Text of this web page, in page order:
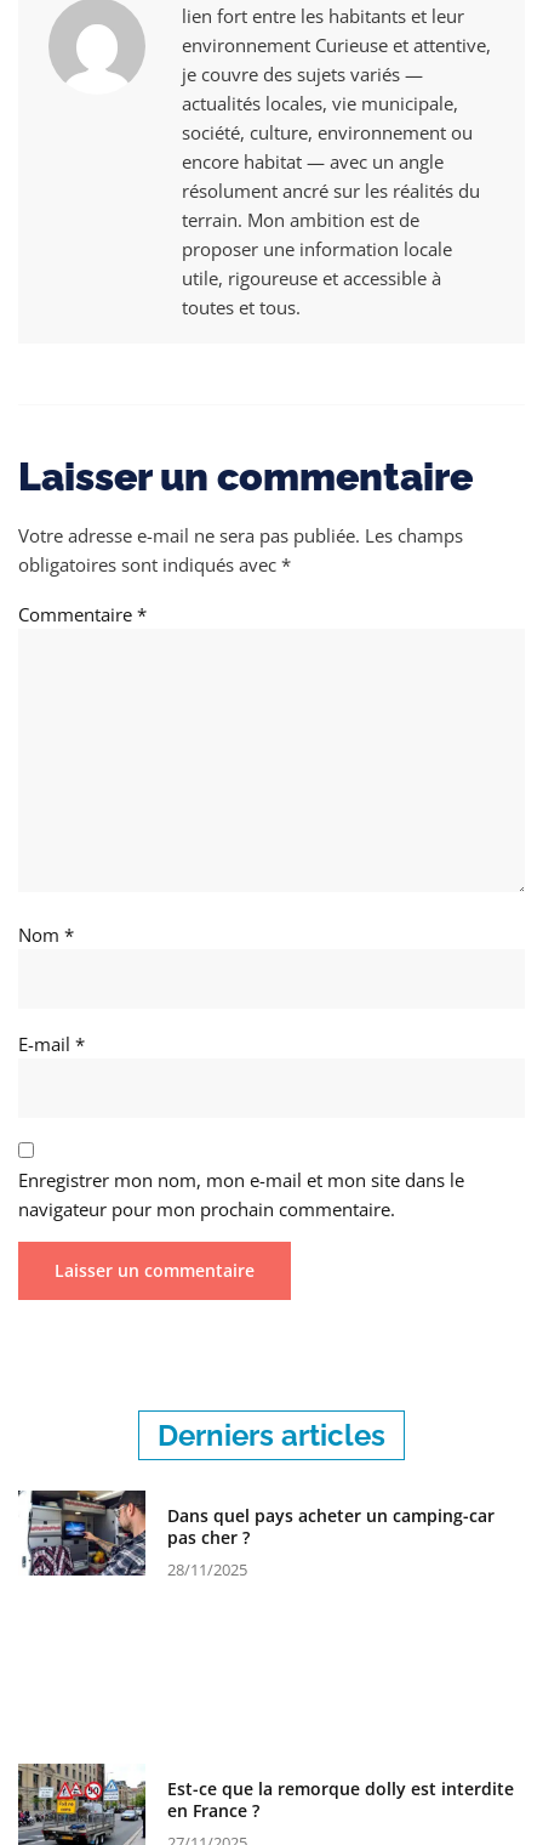
lien fort entre les habitants et leur
environnement Curieuse et attentive,
je couvre des sujets variés —
actualités locales, vie municipale,
société, culture, environnement ou
encore habitat — avec un angle
résolument ancré sur les réalités du
terrain. Mon ambition est de
proposer une information locale
utile, rigoureuse et accessible à
toutes et tous.
Laisser un commentaire
Votre adresse e-mail ne sera pas publiée. Les champs
obligatoires sont indiqués avec *
Commentaire *
Nom *
E-mail *
Enregistrer mon nom, mon e-mail et mon site dans le
navigateur pour mon prochain commentaire.
Derniers articles
Dans quel pays acheter un camping-car
pas cher ?
28/11/2025
Est-ce que la remorque dolly est interdite
en France ?